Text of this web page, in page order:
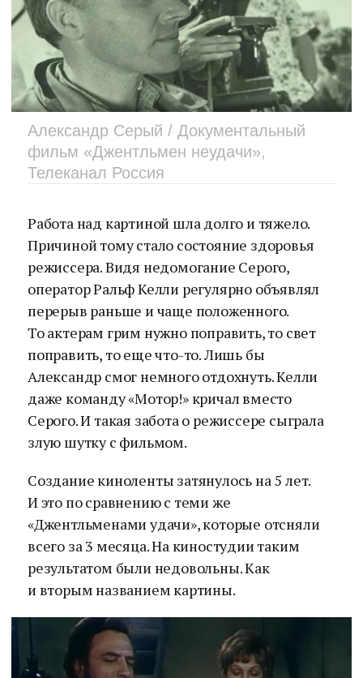
Александр Серый / Документальный
фильм «Джентльмен неудачи»,
Телеканал Россия
Работа над картиной шла долго и тяжело.
Причиной тому стало состояние здоровья
режиссера. Видя недомогание Серого,
оператор Ральф Келли регулярно объявлял
перерыв раньше и чаще положенного.
То актерам грим нужно поправить, то свет
поправить, то еще что-то. Лишь бы
Александр смог немного отдохнуть. Келли
даже команду «Мотор!» кричал вместо
Серого. И такая забота о режиссере сыграла
злую шутку с фильмом.
Создание киноленты затянулось на 5 лет.
И это по сравнению с теми же
«Джентльменами удачи», которые отсняли
всего за 3 месяца. На киностудии таким
результатом были недовольны. Как
и вторым названием картины.